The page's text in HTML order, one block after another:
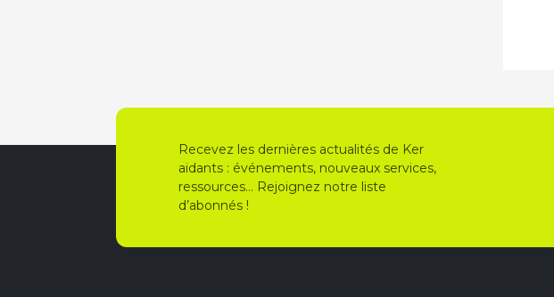
Recevez les dernières actualités de Ker
aidants : événements, nouveaux services,
ressources… Rejoignez notre liste
d’abonnés !